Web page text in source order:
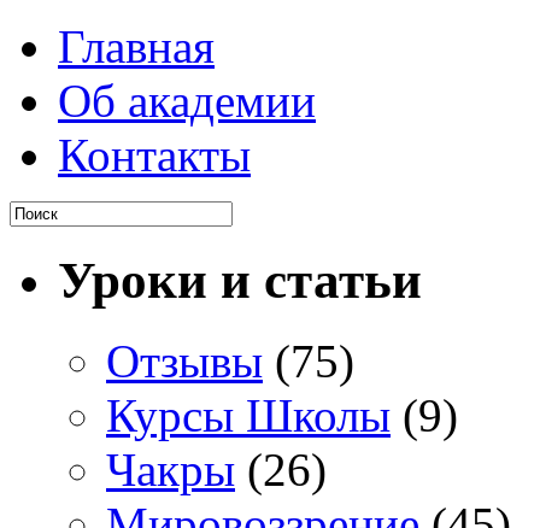
Главная
Об академии
Контакты
Уроки и статьи
Отзывы (75)
Курсы Школы (9)
Чакры (26)